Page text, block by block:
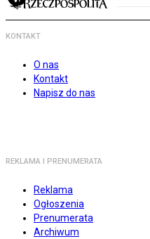
KONTAKT
O nas
Kontakt
Napisz do nas
REKLAMA I PRENUMERATA
Reklama
Ogłoszenia
Prenumerata
Archiwum